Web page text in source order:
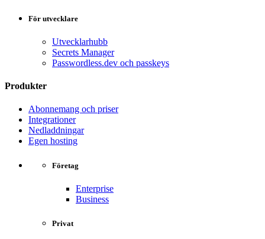
För utvecklare
Utvecklarhubb
Secrets Manager
Passwordless.dev och passkeys
Produkter
Abonnemang och priser
Integrationer
Nedladdningar
Egen hosting
Företag
Enterprise
Business
Privat